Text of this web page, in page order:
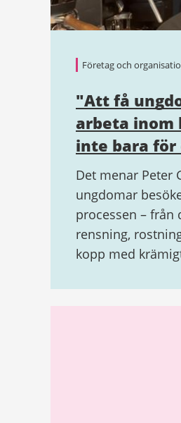
Företag och
"Att få
arbeta
inte bara
Det menar Peter
ungdomar
processen – från
rensning,
kopp med